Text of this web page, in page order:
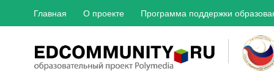
Главная О проекте Программа поддержки